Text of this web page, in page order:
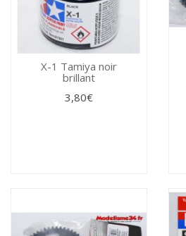
X-1 Tamiya noir
brillant
3,80€